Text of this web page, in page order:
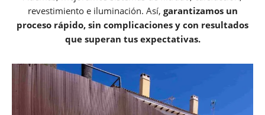
revestimiento e iluminación. Así, garantizamos un
proceso rápido, sin complicaciones y con resultados
que superan tus expectativas.